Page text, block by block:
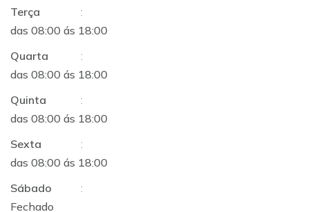
Terça
:
das 08:00 ás 18:00
Quarta
:
das 08:00 ás 18:00
Quinta
:
das 08:00 ás 18:00
Sexta
:
das 08:00 ás 18:00
Sábado
:
Fechado